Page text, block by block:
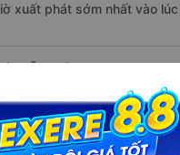
xuất phát sớm nhất vào
Nẵng từ Vĩnh Linh -
xuất phát trễ (muộn) nhất